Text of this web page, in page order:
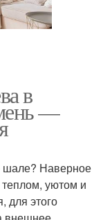
в
—
шале? Наверное
теплом, уютом и
для этого